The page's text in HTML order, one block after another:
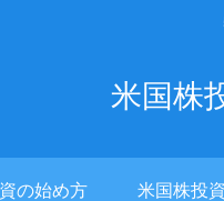
米国株
の始め方 米国株投